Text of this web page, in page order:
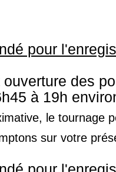
pour
des
à 19h
le tournage
sur votre